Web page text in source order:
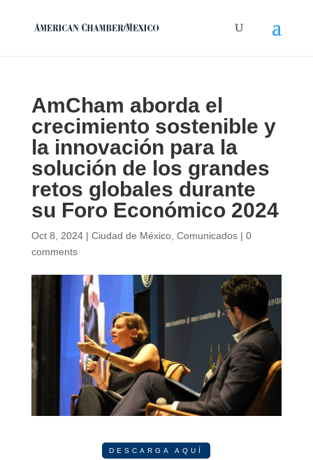
AmCham aborda el
crecimiento sostenible y
la innovación para la
solución de los grandes
retos globales durante
su Foro Económico 2024
Oct 8, 2024| Ciudad de México, Comunicados| 0
comments
DESCARGA AQUÍ